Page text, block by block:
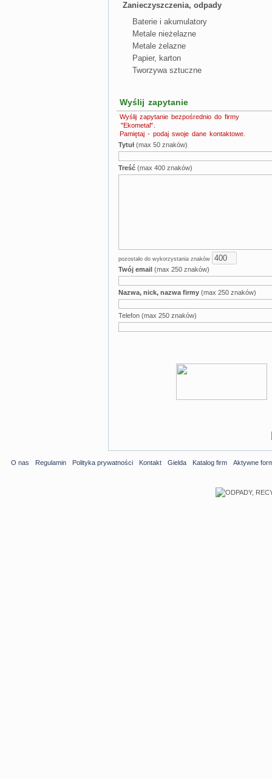
Zanieczyszczenia, odpady
Baterie i akumulatory
Metale nieżelazne
Metale żelazne
Papier, karton
Tworzywa sztuczne
Wyślij zapytanie
Wyślij zapytanie bezpośrednio do firmy
"Ekometal"
Pamiętaj - podaj swoje dane kontaktowe.
Tytuł(max 50 znaków)
Treść(max 400 znaków)
pozostało do wykorzystania znaków
Twój email(max 250 znaków)
Nazwa, nick, nazwa firmy(max 250 znaków)
Telefon (max 250 znaków)
O nas Regulamin Polityka prywatności Kontakt Gielda Katalog firm Aktywne